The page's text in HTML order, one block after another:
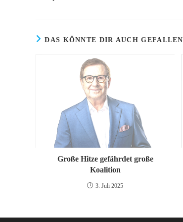
DAS KÖNNTE DIR AUCH GEFALLEN
Große Hitze gefährdet große
Koalition
3. Juli 2025